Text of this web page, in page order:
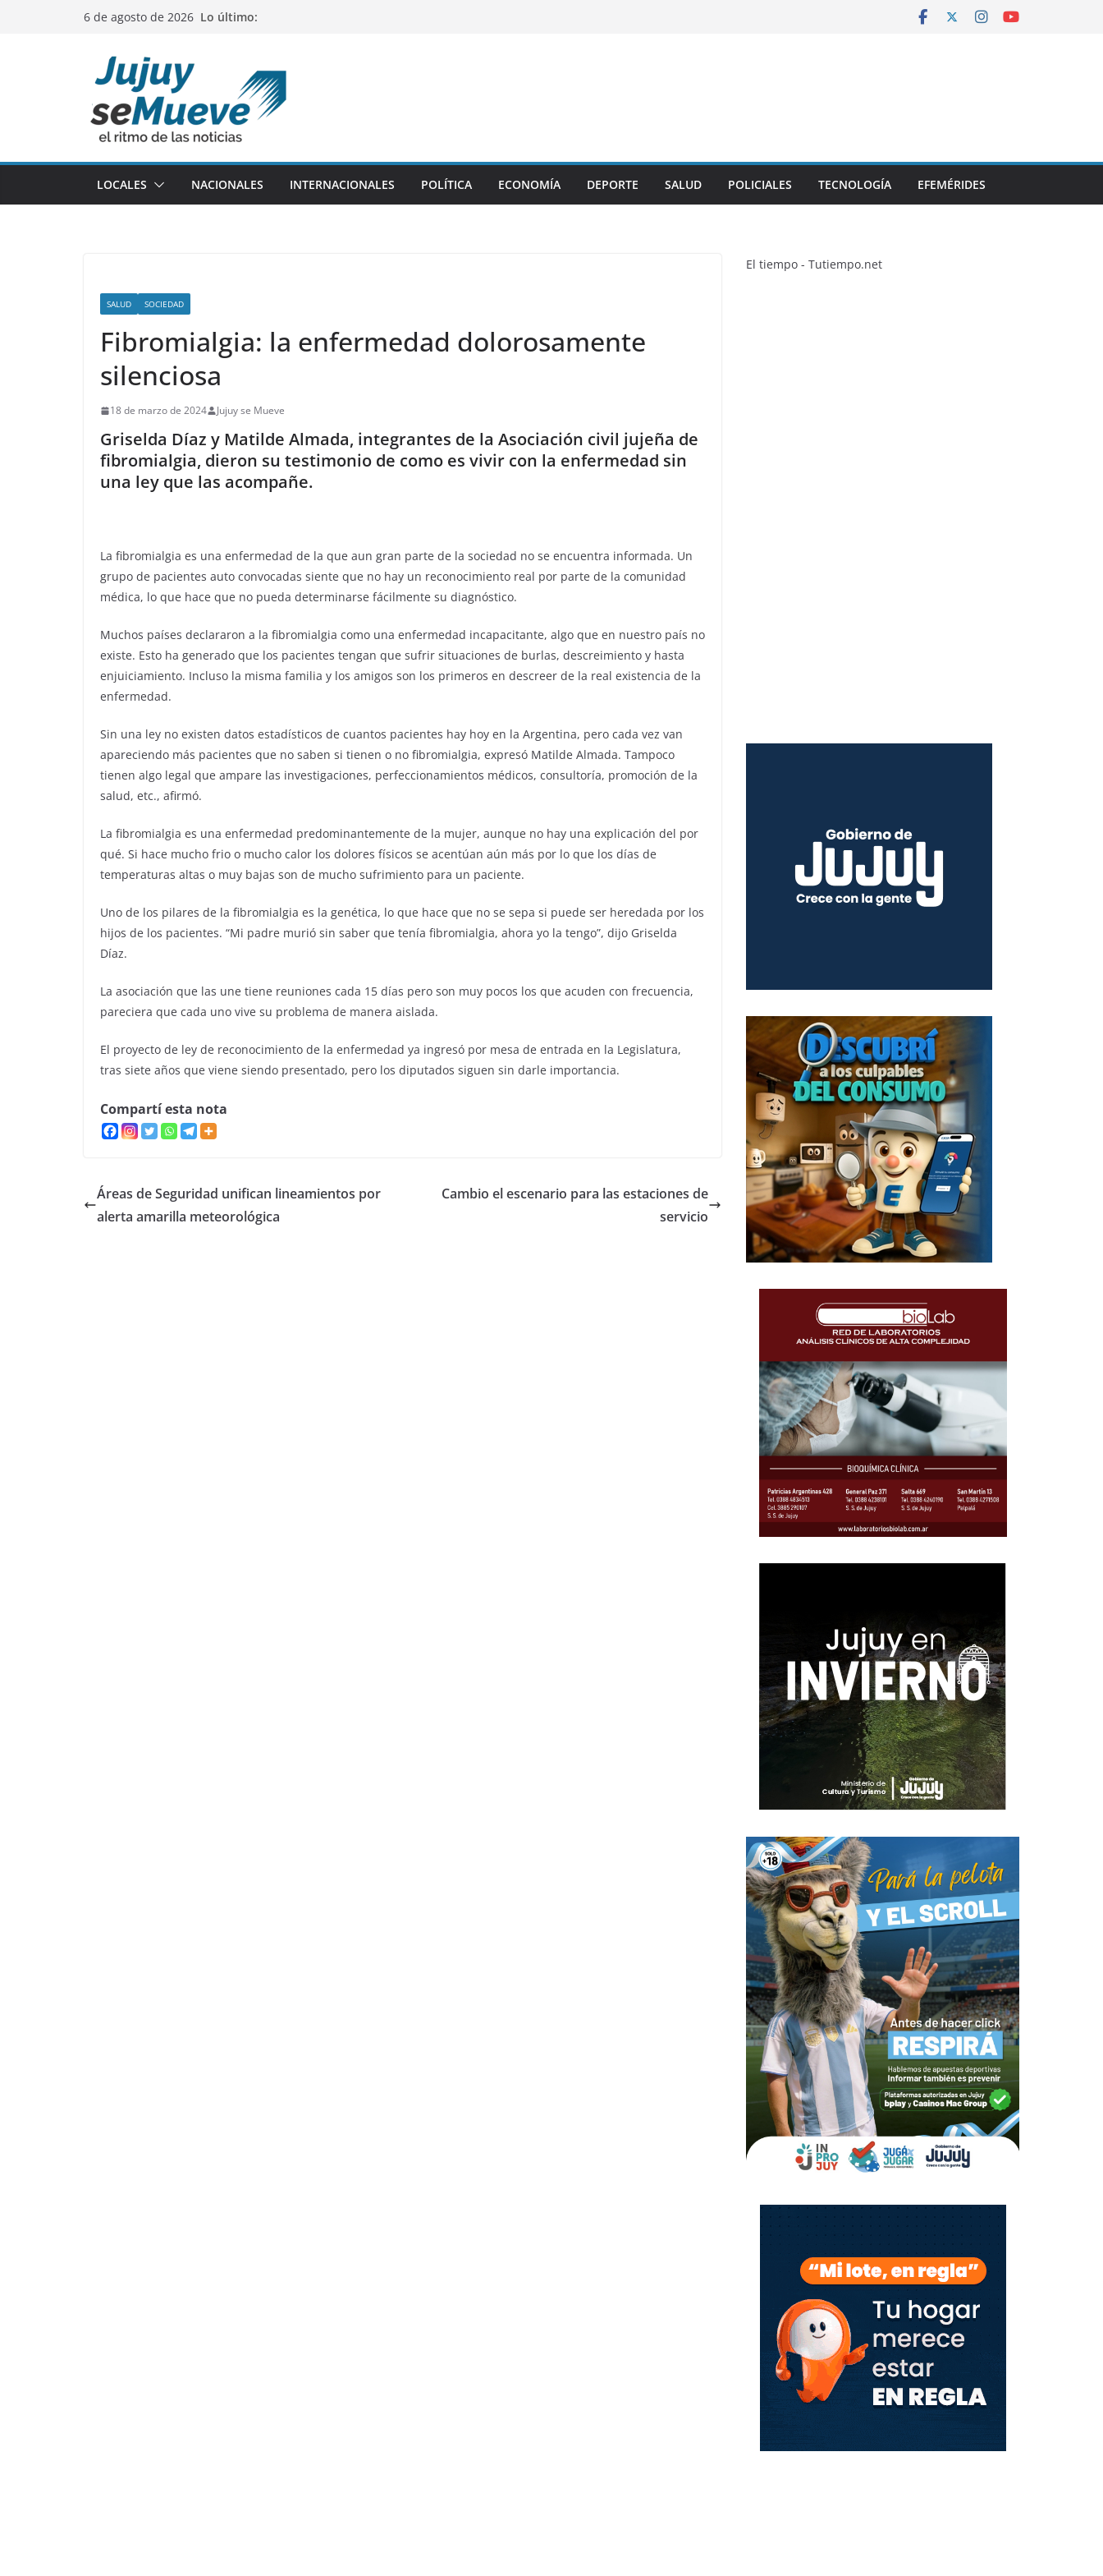
6 de agosto de 2026 Lo último:
LOCALES NACIONALES INTERNACIONALES POLÍTICA ECONOMÍA DEPORTE SALUD POLICIALES TECNOLOGÍA EFEMÉRIDES
SALUD SOCIEDAD
Fibromialgia: la enfermedad dolorosamente
silenciosa
18 de marzo de 2024 Jujuy se Mueve
Griselda Díaz y Matilde Almada, integrantes de la Asociación civil jujeña de
fibromialgia, dieron su testimonio de como es vivir con la enfermedad sin
una ley que las acompañe.
La fibromialgia es una enfermedad de la que aun gran parte de la sociedad no se encuentra informada. Un
grupo de pacientes auto convocadas siente que no hay un reconocimiento real por parte de la comunidad
médica, lo que hace que no pueda determinarse fácilmente su diagnóstico.
Muchos países declararon a la fibromialgia como una enfermedad incapacitante, algo que en nuestro país no
existe. Esto ha generado que los pacientes tengan que sufrir situaciones de burlas, descreimiento y hasta
enjuiciamiento. Incluso la misma familia y los amigos son los primeros en descreer de la real existencia de la
enfermedad.
Sin una ley no existen datos estadísticos de cuantos pacientes hay hoy en la Argentina, pero cada vez van
apareciendo más pacientes que no saben si tienen o no fibromialgia, expresó Matilde Almada. Tampoco
tienen algo legal que ampare las investigaciones, perfeccionamientos médicos, consultoría, promoción de la
salud, etc., afirmó.
La fibromialgia es una enfermedad predominantemente de la mujer, aunque no hay una explicación del por
qué. Si hace mucho frio o mucho calor los dolores físicos se acentúan aún más por lo que los días de
temperaturas altas o muy bajas son de mucho sufrimiento para un paciente.
Uno de los pilares de la fibromialgia es la genética, lo que hace que no se sepa si puede ser heredada por los
hijos de los pacientes. “Mi padre murió sin saber que tenía fibromialgia, ahora yo la tengo”, dijo Griselda
Díaz.
La asociación que las une tiene reuniones cada 15 días pero son muy pocos los que acuden con frecuencia,
pareciera que cada uno vive su problema de manera aislada.
El proyecto de ley de reconocimiento de la enfermedad ya ingresó por mesa de entrada en la Legislatura,
tras siete años que viene siendo presentado, pero los diputados siguen sin darle importancia.
Compartí esta nota
Áreas de Seguridad unifican lineamientos por
alerta amarilla meteorológica
Cambio el escenario para las estaciones de
servicio
El tiempo - Tutiempo.net